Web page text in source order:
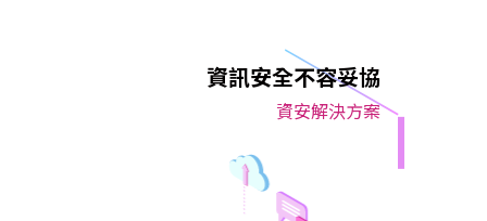
資訊安全不容妥協
資安解決方案